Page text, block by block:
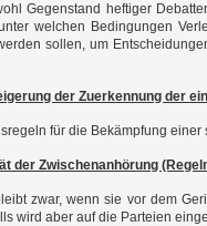
Gegenstand heftiger
welchen Bedingungen
sollen, um
der Zuerkennung der
für die Bekämpfung
der Zwischenanhörung
zwar, wenn sie vor dem
wird aber auf die Parteien